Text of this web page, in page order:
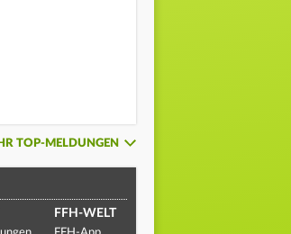
TOP-MELDUNGEN
FFH-WELT